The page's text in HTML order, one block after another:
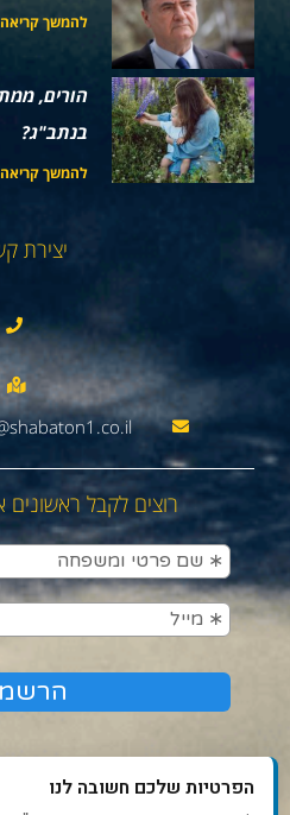
להמשך
הורים,
בנתב"ג?
להמשך
יצירת
רוצים לקבל ראשונים
הפרטיות שלכם חשובה לנו